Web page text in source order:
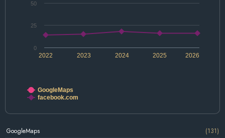
2022 2024 2026
2023 2025
0
25
50
GoogleMaps
facebook.com
GoogleMaps
(131)